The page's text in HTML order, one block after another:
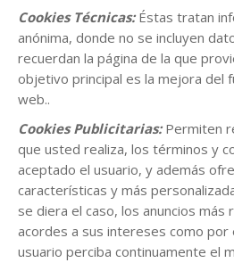
Cookies Técnicas:Éstas tratan
anónima, donde no se incluyen
recuerdan la página de la que
objetivo principal es la mejora del
web..
Cookies Publicitarias:Permiten
que usted realiza, los términos y
aceptado el usuario, y además
características y más
se diera el caso, los anuncios más
acordes a sus intereses como
usuario perciba continuamente el